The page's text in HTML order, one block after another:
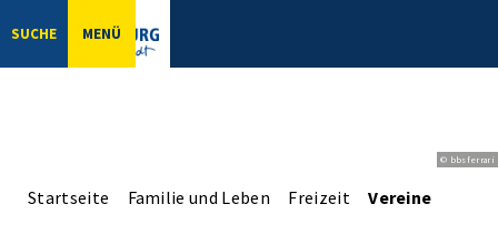
SUCHE MENÜ
© bbsferrari
Startseite Familie und Leben Freizeit Vereine